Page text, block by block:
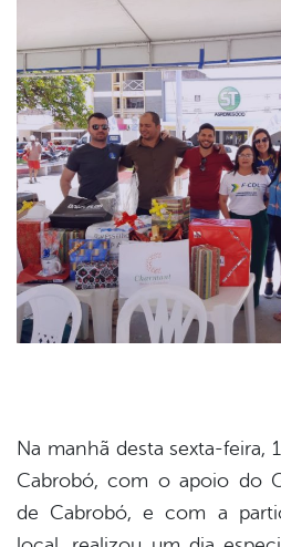
Na manhã desta sexta-feira,
Cabrobó, com o apoio do
de Cabrobó, e com a